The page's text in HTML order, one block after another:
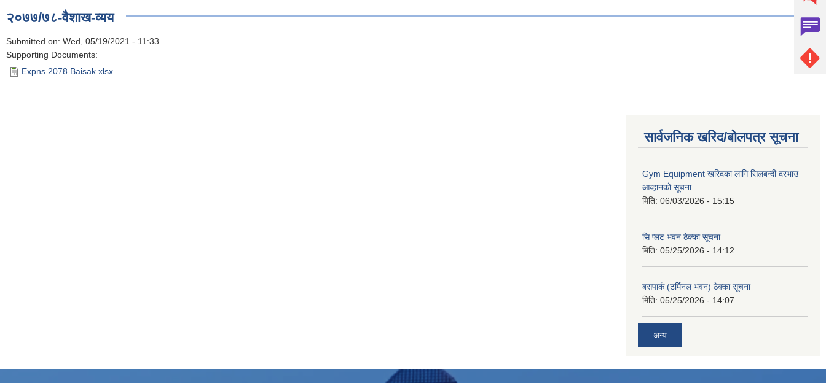
२०७७/७८-वैशाख-व्यय
Submitted on: Wed, 05/19/2021 - 11:33
Supporting Documents:
Expns 2078 Baisak.xlsx
सार्वजनिक खरिद/बोलपत्र सूचना
Gym Equipment खरिदका लागि सिलबन्दी दरभाउ
आव्हानको सूचना
मिति: 06/03/2026 - 15:15
सि प्लट भवन ठेक्का सूचना
मिति: 05/25/2026 - 14:12
बसपार्क (टर्मिनल भवन) ठेक्का सूचना
मिति: 05/25/2026 - 14:07
अन्य